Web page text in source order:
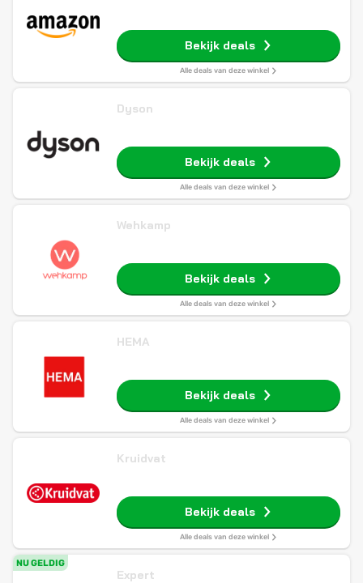
Bekijk deals
Alle deals van deze winkel
Dyson
Bekijk deals
Alle deals van deze winkel
Wehkamp
Bekijk deals
Alle deals van deze winkel
HEMA
Bekijk deals
Alle deals van deze winkel
Kruidvat
Bekijk deals
Alle deals van deze winkel
NU GELDIG
Expert